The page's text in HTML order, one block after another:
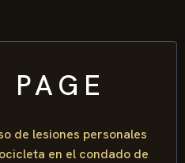
de lesiones personales
en el condado de